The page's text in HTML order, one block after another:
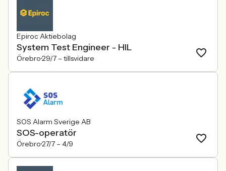
Epiroc Aktiebolag
System Test Engineer - HIL
Örebro29/7 – tillsvidare
SOS Alarm Sverige AB
SOS-operatör
Örebro27/7 – 4/9